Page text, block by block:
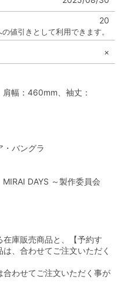
20
値引きとして利用できます。
×
幅：460mm、袖丈：
・バングラ
DAYS ～製作委員会
在庫販売商品と、【予約す
、合わせてご注文いただく
合わせてご注文いただく事が